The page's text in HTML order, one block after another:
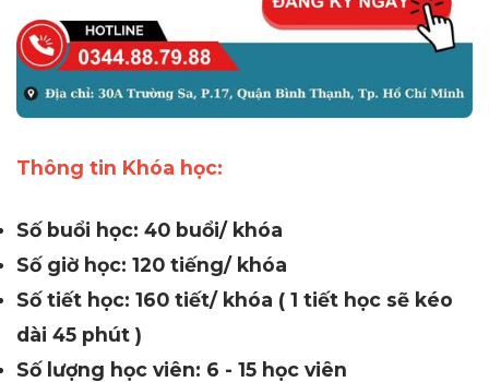
Thông tin Khóa học:
Số buổi học: 40 buổi/ khóa
Số giờ học: 120 tiếng/ khóa
Số tiết học: 160 tiết/ khóa ( 1 tiết học sẽ kéo
dài 45 phút )
Số lượng học viên: 6 - 15 học viên